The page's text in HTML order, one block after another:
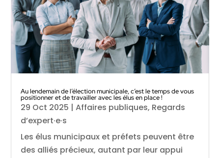
Au lendemain de l’élection municipale, c’est le temps de vous
positionner et de travailler avec les élus en place !
29 Oct 2025 |Affaires publiques, Regards
d’expert·e·s
Les élus municipaux et préfets peuvent être
des alliés précieux, autant par leur appui